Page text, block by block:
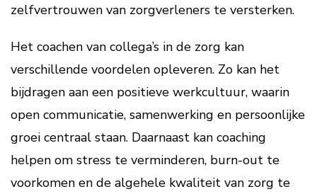
zelfvertrouwen van zorgverleners te versterken.
Het coachen van collega’s in de zorg kan
verschillende voordelen opleveren. Zo kan het
bijdragen aan een positieve werkcultuur, waarin
open communicatie, samenwerking en persoonlijke
groei centraal staan. Daarnaast kan coaching
helpen om stress te verminderen, burn-out te
voorkomen en de algehele kwaliteit van zorg te